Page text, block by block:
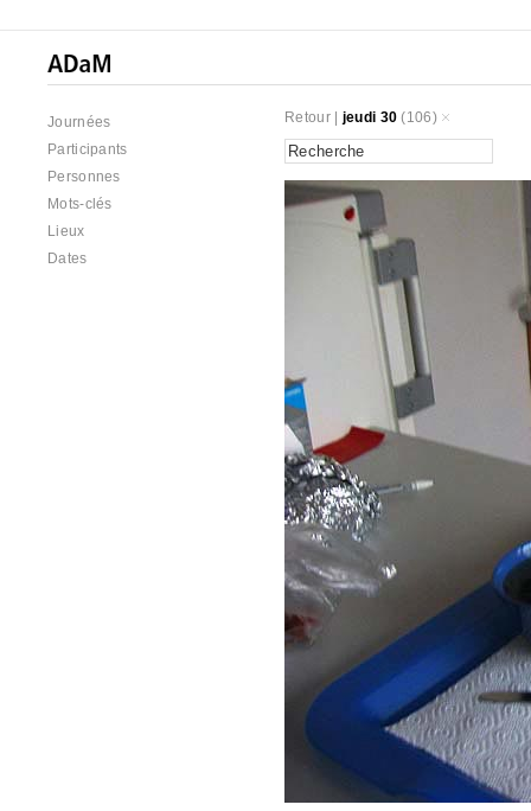
Journées
Participants
Personnes
Mots-clés
Lieux
Dates
Retour| jeudi 30 (106)